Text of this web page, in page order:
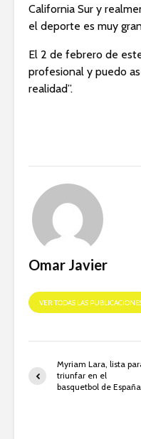
California Sur y
el deporte es muy
El 2 de febrero de
profesional y puedo
realidad”.
Omar Javier
VER TODAS LAS
Myriam Lara, lista
triunfar en el
basquetbol de España